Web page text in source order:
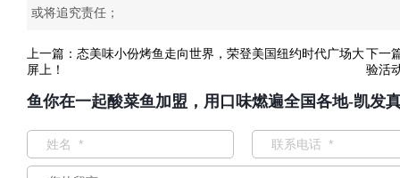
或将追究责任；
上一篇： 态美味小份烤鱼走向世界，荣登美国纽约时代广场大
屏上！
下一
验活
鱼你在一起酸菜鱼加盟，用口味燃遍全国各地-凯发